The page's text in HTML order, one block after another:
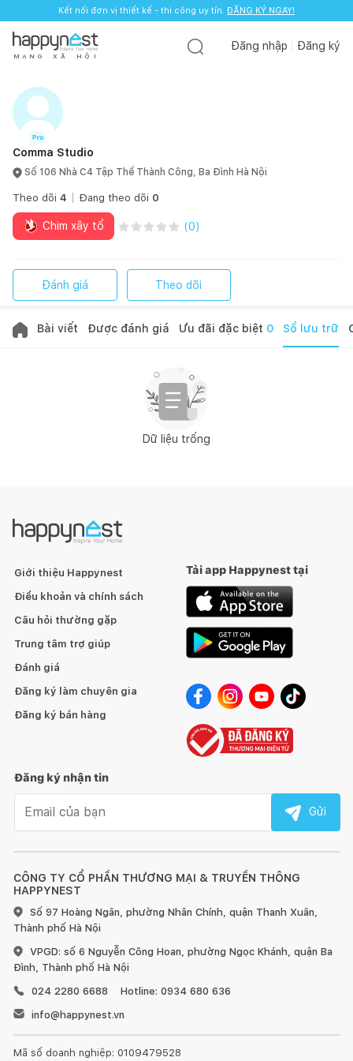
Kết nối đơn vị thiết kế - thi công uy tín. ĐĂNG KÝ NGAY!
M Ạ N G X Ã H Ộ I
Đăng nhập Đăng ký
Comma Studio
Số 106 Nhà C4 Tập Thể Thành Công, Ba Đình Hà Nội
Theo dõi 4 Đang theo dõi 0
Chim xây tổ (0)
Đánh giá Theo dõi
Bài viết Được đánh giá Ưu đãi đặc biệt 0 Sổ lưu trữ
Dữ liệu trống
CÔNG TY CỔ PHẦN THƯƠNG MẠI & TRUYỀN THÔNG
HAPPYNEST
Số 97 Hoàng Ngân, phường Nhân Chính, quận Thanh Xuân,
Thành phố Hà Nội
VPGD: số 6 Nguyễn Công Hoan, phường Ngọc Khánh, quận Ba
Đình, Thành phố Hà Nội
024 2280 6688
Hotline: 0934 680 636
info@happynest.vn
Mã số doanh nghiệp: 0109479528
Giới thiệu Happynest
Điều khoản và chính sách
Câu hỏi thường gặp
Trung tâm trợ giúp
Đánh giá
Đăng ký làm chuyên gia
Đăng ký bán hàng
Tải app Happynest tại
Đăng ký nhận tin
Gửi